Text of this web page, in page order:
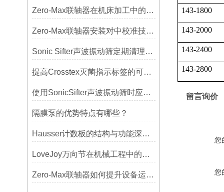
Zero-Max联轴器在机床加工中的应用及精度保证方法
Zero-Max联轴器安装对中校准技巧与常见误差分析
Sonic Sifter声波振动筛定期清理的重要性
提高Crosstex灭菌指示标签的可见性和识别度的方法
使用SonicSifter声波振动筛时应注意的几个方面
隔膜泵的优势特点有哪些？
Hausser计数板的结构与功能深度解析
LoveJoy万向节在机械工程中的重要性
Zero-Max联轴器如何提升设备运行精度？
143-1800
143-2000
143-2400
143-2800
留言询价
您
您